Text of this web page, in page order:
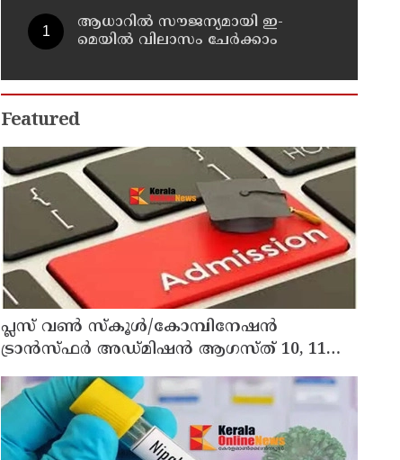
ആധാറിൽ സൗജന്യമായി ഇ-
മെയിൽ വിലാസം ചേർക്കാം
Featured
പ്ലസ് വൺ സ്‌കൂൾ/കോമ്പിനേഷൻ
ട്രാൻസ്ഫർ അഡ്മിഷൻ ആഗസ്ത് 10, 11
തീയതികളിൽ